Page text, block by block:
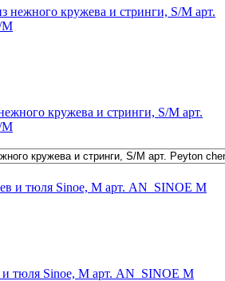
кружева и стринги, S/M арт.
M
тюля Sinoe, M арт. AN_SINOE M